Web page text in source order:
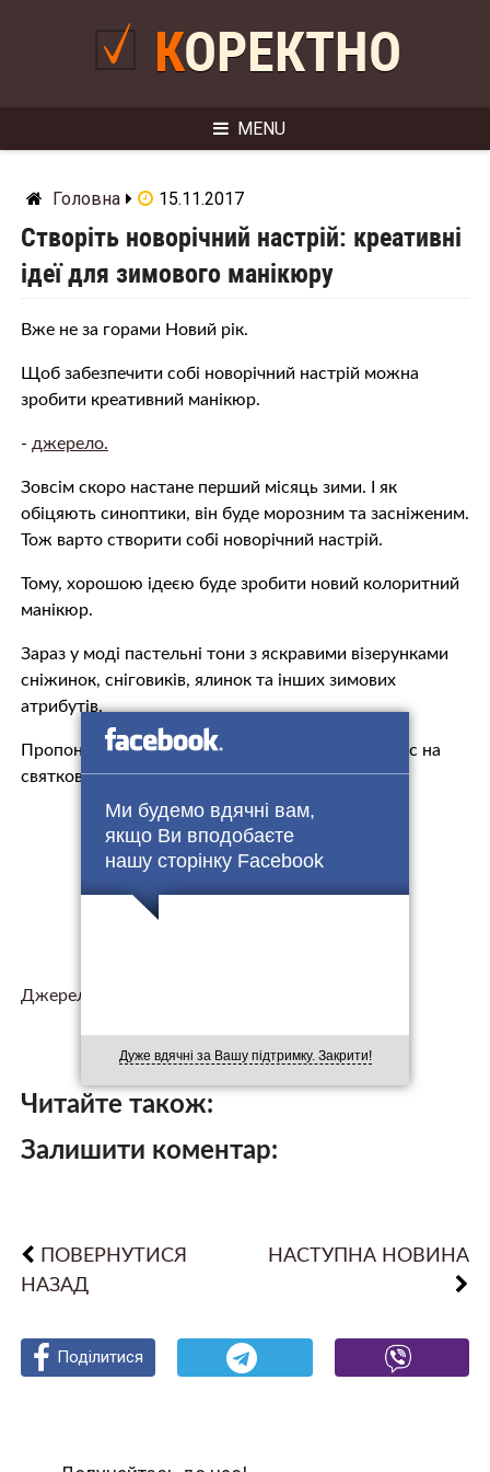
Ми будемо вдячні вам,
якщо Ви вподобаєте
нашу сторінку Facebook
Дуже вдячні за Вашу підтримку. Закрити!
КОРЕКТНО
MENU
Головна 15.11.2017
Створіть новорічний настрій: креативні
ідеї для зимового манікюру
Вже не за горами Новий рік.
Щоб забезпечити собі новорічний настрій можна
зробити креативний манікюр.
- джерело.
Зовсім скоро настане перший місяць зими. І як
обіцяють синоптики, він буде морозним та засніженим.
Тож варто створити собі новорічний настрій.
Тому, хорошою ідеєю буде зробити новий колоритний
манікюр.
Зараз у моді пастельні тони з яскравими візерунками
сніжинок, сніговиків, ялинок та інших зимових
атрибутів.
Пропонуємо вам декілька ідей, які надихнуть вас на
святковий настрій.
Джерело.
Читайте також:
Залишити коментар:
ПОВЕРНУТИСЯ
НАЗАД
НАСТУПНА НОВИНА
Поділитися
Поділитися
Поділитися